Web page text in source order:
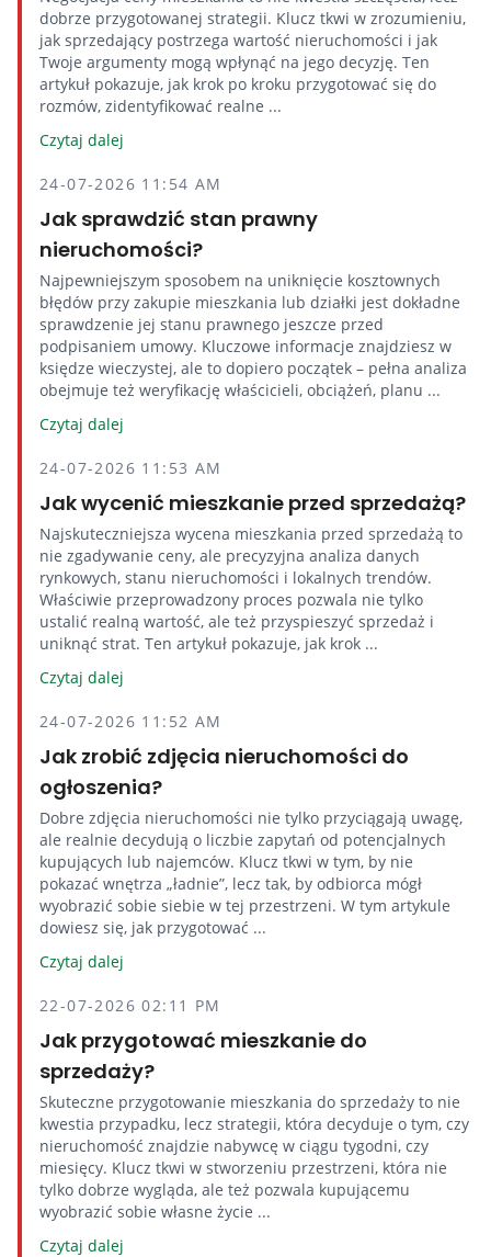
dobrze przygotowanej strategii. Klucz tkwi w zrozumieniu,
jak sprzedający postrzega wartość nieruchomości i jak
Twoje argumenty mogą wpłynąć na jego decyzję. Ten
artykuł pokazuje, jak krok po kroku przygotować się do
rozmów, zidentyfikować realne ...
Czytaj dalej
24-07-2026 11:54 AM
Jak sprawdzić stan prawny
nieruchomości?
Najpewniejszym sposobem na uniknięcie kosztownych
błędów przy zakupie mieszkania lub działki jest dokładne
sprawdzenie jej stanu prawnego jeszcze przed
podpisaniem umowy. Kluczowe informacje znajdziesz w
księdze wieczystej, ale to dopiero początek – pełna analiza
obejmuje też weryfikację właścicieli, obciążeń, planu ...
Czytaj dalej
24-07-2026 11:53 AM
Jak wycenić mieszkanie przed sprzedażą?
Najskuteczniejsza wycena mieszkania przed sprzedażą to
nie zgadywanie ceny, ale precyzyjna analiza danych
rynkowych, stanu nieruchomości i lokalnych trendów.
Właściwie przeprowadzony proces pozwala nie tylko
ustalić realną wartość, ale też przyspieszyć sprzedaż i
uniknąć strat. Ten artykuł pokazuje, jak krok ...
Czytaj dalej
24-07-2026 11:52 AM
Jak zrobić zdjęcia nieruchomości do
ogłoszenia?
Dobre zdjęcia nieruchomości nie tylko przyciągają uwagę,
ale realnie decydują o liczbie zapytań od potencjalnych
kupujących lub najemców. Klucz tkwi w tym, by nie
pokazać wnętrza „ładnie”, lecz tak, by odbiorca mógł
wyobrazić sobie siebie w tej przestrzeni. W tym artykule
dowiesz się, jak przygotować ...
Czytaj dalej
22-07-2026 02:11 PM
Jak przygotować mieszkanie do
sprzedaży?
Skuteczne przygotowanie mieszkania do sprzedaży to nie
kwestia przypadku, lecz strategii, która decyduje o tym, czy
nieruchomość znajdzie nabywcę w ciągu tygodni, czy
miesięcy. Klucz tkwi w stworzeniu przestrzeni, która nie
tylko dobrze wygląda, ale też pozwala kupującemu
wyobrazić sobie własne życie ...
Czytaj dalej